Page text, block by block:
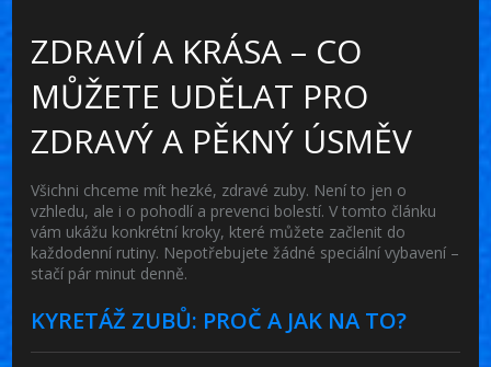
PSÍ ZUBNÍ BOLEST
ZDRAVÍ A KRÁSA – CO
MŮŽETE UDĚLAT PRO
ZDRAVÝ A PĚKNÝ ÚSMĚV
Všichni chceme mít hezké, zdravé zuby. Není to jen o
vzhledu, ale i o pohodlí a prevenci bolestí. V tomto článku
vám ukážu konkrétní kroky, které můžete začlenit do
každodenní rutiny. Nepotřebujete žádné speciální vybavení –
stačí pár minut denně.
KYRETÁŽ ZUBŮ: PROČ A JAK NA TO?